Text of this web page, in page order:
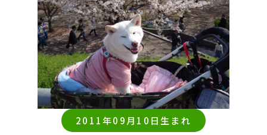
2011年09月10日生まれ